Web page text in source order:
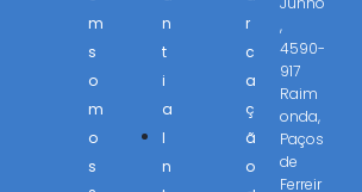
m
s
o
m
o
s
n
t
i
a
I
n
r
c
a
ç
ã
o
,
4590-
917
Raim
onda,
Paços
de
Ferreir